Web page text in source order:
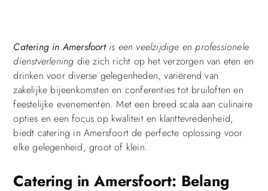
Catering in Amersfoortis een veelzijdige en professionele
dienstverlening die zich richt op het verzorgen van eten en
drinken voor diverse gelegenheden, variërend van
zakelijke bijeenkomsten en conferenties tot bruiloften en
feestelijke evenementen. Met een breed scala aan culinaire
opties en een focus op kwaliteit en klanttevredenheid,
biedt catering in Amersfoort de perfecte oplossing voor
elke gelegenheid, groot of klein.
Catering in Amersfoort: Belang